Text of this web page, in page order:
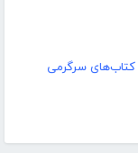
کتاب‌های سرگرمی